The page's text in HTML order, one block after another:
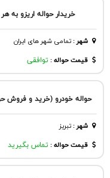
خریدار حواله اریزو به
شهر:تمامی شهر های ایران
قیمت حواله : توافقی
حواله خودرو (خرید و فروش
شهر:تبريز
قیمت حواله : تماس بگیرید